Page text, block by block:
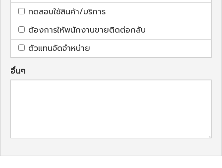
ทดสอบใช้สินค้า/บริการ
ต้องการให้พนักงานขายติดต่อกลับ
ตัวแทนจัดจำหน่าย
อื่นๆ